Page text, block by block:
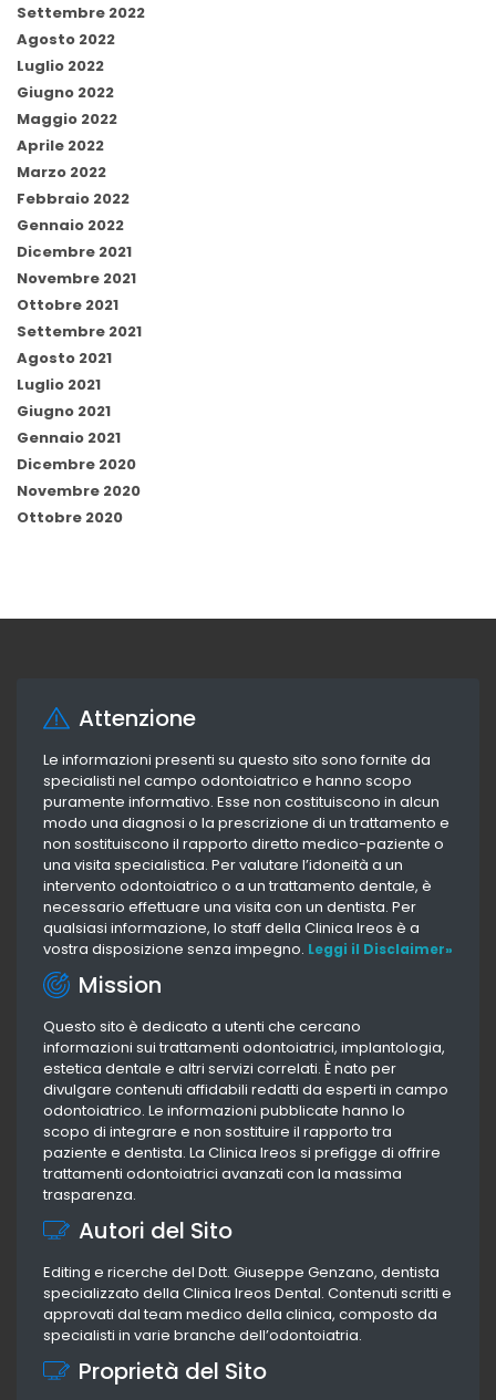
Settembre 2022
Agosto 2022
Luglio 2022
Giugno 2022
Maggio 2022
Aprile 2022
Marzo 2022
Febbraio 2022
Gennaio 2022
Dicembre 2021
Novembre 2021
Ottobre 2021
Settembre 2021
Agosto 2021
Luglio 2021
Giugno 2021
Gennaio 2021
Dicembre 2020
Novembre 2020
Ottobre 2020
Attenzione
Le informazioni presenti su questo sito sono fornite da
specialisti nel campo odontoiatrico e hanno scopo
puramente informativo. Esse non costituiscono in alcun
modo una diagnosi o la prescrizione di un trattamento e
non sostituiscono il rapporto diretto medico-paziente o
una visita specialistica. Per valutare l’idoneità a un
intervento odontoiatrico o a un trattamento dentale, è
necessario effettuare una visita con un dentista. Per
qualsiasi informazione, lo staff della Clinica Ireos è a
vostra disposizione senza impegno. Leggi il Disclaimer»
Mission
Questo sito è dedicato a utenti che cercano
informazioni sui trattamenti odontoiatrici, implantologia,
estetica dentale e altri servizi correlati. È nato per
divulgare contenuti affidabili redatti da esperti in campo
odontoiatrico. Le informazioni pubblicate hanno lo
scopo di integrare e non sostituire il rapporto tra
paziente e dentista. La Clinica Ireos si prefigge di offrire
trattamenti odontoiatrici avanzati con la massima
trasparenza.
Autori del Sito
Editing e ricerche del Dott. Giuseppe Genzano, dentista
specializzato della Clinica Ireos Dental. Contenuti scritti e
approvati dal team medico della clinica, composto da
specialisti in varie branche dell’odontoiatria.
Proprietà del Sito